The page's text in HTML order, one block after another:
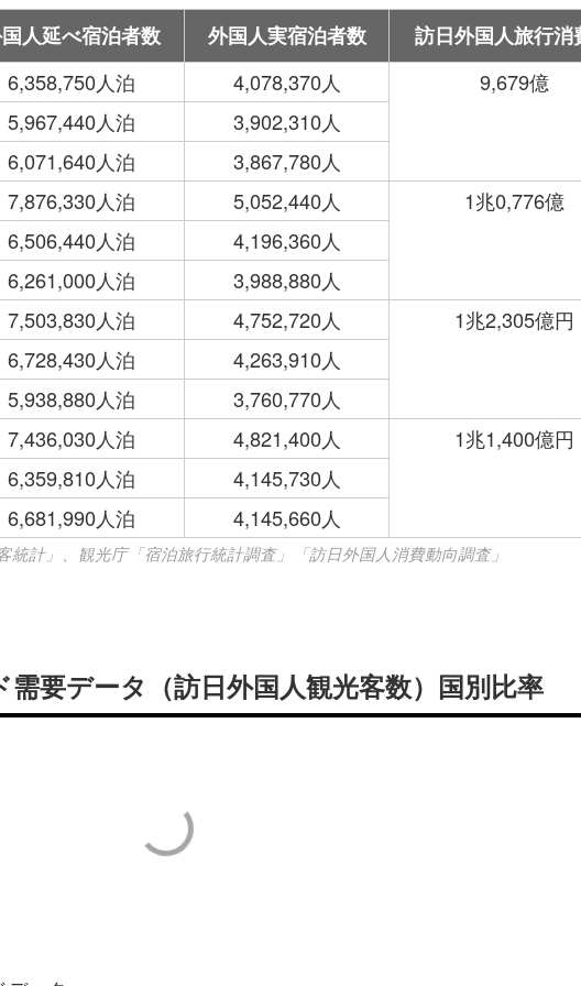
人延べ宿泊者数 外国人実宿泊者数
訪日外国人旅行消
6,358,750人泊 4,078,370人
9,679億
5,967,440人泊
3,902,310人
6,071,640人泊
3,867,780人
7,876,330人泊 5,052,440人
1兆0,776億
6,506,440人泊
4,196,360人
6,261,000人泊
3,988,880人
7,503,830人泊 4,752,720人
1兆2,305億円
6,728,430人泊
4,263,910人
5,938,880人泊
3,760,770人
7,436,030人泊 4,821,400人
1兆1,400億円
6,359,810人泊
4,145,730人
6,681,990人泊 4,145,660人
計」、観光庁「宿泊旅行統計調査」「訪日外国人消費動向調査」
要データ（訪日外国人観光客数）国別比率